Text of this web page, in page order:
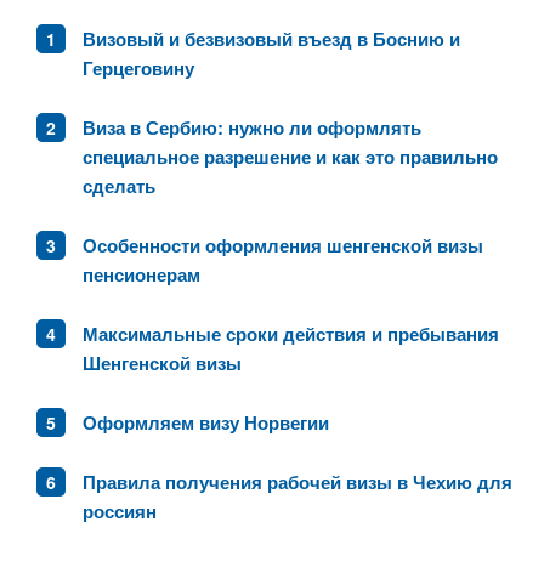
Визовый и безвизовый въезд в Боснию и
Герцеговину
Виза в Сербию: нужно ли оформлять
специальное разрешение и как это правильно
сделать
Особенности оформления шенгенской визы
пенсионерам
Максимальные сроки действия и пребывания
Шенгенской визы
Оформляем визу Норвегии
Правила получения рабочей визы в Чехию для
россиян